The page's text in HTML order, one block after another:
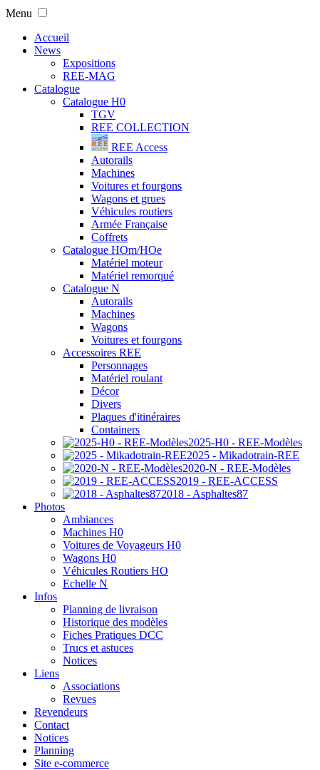
Menu
Accueil
News
Expositions
REE-MAG
Catalogue
Catalogue H0
TGV
REE COLLECTION
REE Access
Autorails
Machines
Voitures et fourgons
Wagons et grues
Véhicules routiers
Armée Française
Coffrets
Catalogue HOm/HOe
Matériel moteur
Matériel remorqué
Catalogue N
Autorails
Machines
Wagons
Voitures et fourgons
Accessoires REE
Personnages
Matériel roulant
Décor
Divers
Plaques d'itinéraires
Containers
2025-H0 - REE-Modèles
2025 - Mikadotrain-REE
2020-N - REE-Modèles
2019 - REE-ACCESS
2018 - Asphaltes87
Photos
Ambiances
Machines H0
Voitures de Voyageurs H0
Wagons H0
Véhicules Routiers HO
Echelle N
Infos
Planning de livraison
Historique des modèles
Fiches Pratiques DCC
Trucs et astuces
Notices
Liens
Associations
Revues
Revendeurs
Contact
Notices
Planning
Site e-commerce